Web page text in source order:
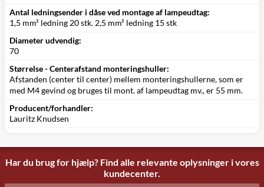
Antal ledningsender i dåse ved montage af lampeudtag:
1,5 mm² ledning 20 stk. 2,5 mm² ledning 15 stk
Diameter udvendig:
70
Størrelse - Centerafstand monteringshuller:
Afstanden (center til center) mellem monteringshullerne, som er
med M4 gevind og bruges til mont. af lampeudtag mv., er 55 mm.
Producent/forhandler:
Lauritz Knudsen
Har du brug for hjælp? Find alle relevante oplysninger i vores
kundecenter.